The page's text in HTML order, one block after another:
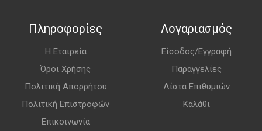
Πληροφορίες
Η Εταιρεία
Όροι Χρήσης
Πολιτική Απορρήτου
Πολιτική Επιστροφών
Επικοινωνία
Λογαριασμός
Είσοδος/Εγγραφή
Παραγγελίες
Λίστα Επιθυμιών
Καλάθι